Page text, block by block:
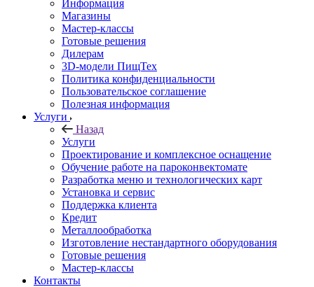
Информация
Магазины
Мастер-классы
Готовые решения
Дилерам
3D-модели ПищТех
Политика конфиденциальности
Пользовательское соглашение
Полезная информация
Услуги
Назад
Услуги
Проектирование и комплексное оснащение
Обучение работе на пароконвектомате
Разработка меню и технологических карт
Установка и сервис
Поддержка клиента
Кредит
Металлообработка
Изготовление нестандартного оборудования
Готовые решения
Мастер-классы
Контакты